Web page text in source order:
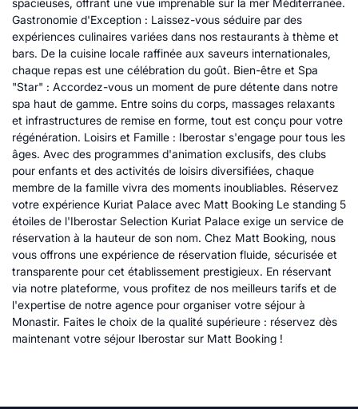
spacieuses, offrant une vue imprenable sur la mer Méditerranée.
Gastronomie d'Exception : Laissez-vous séduire par des
expériences culinaires variées dans nos restaurants à thème et
bars. De la cuisine locale raffinée aux saveurs internationales,
chaque repas est une célébration du goût. Bien-être et Spa
"Star" : Accordez-vous un moment de pure détente dans notre
spa haut de gamme. Entre soins du corps, massages relaxants
et infrastructures de remise en forme, tout est conçu pour votre
régénération. Loisirs et Famille : Iberostar s'engage pour tous les
âges. Avec des programmes d'animation exclusifs, des clubs
pour enfants et des activités de loisirs diversifiées, chaque
membre de la famille vivra des moments inoubliables. Réservez
votre expérience Kuriat Palace avec Matt Booking Le standing 5
étoiles de l'Iberostar Selection Kuriat Palace exige un service de
réservation à la hauteur de son nom. Chez Matt Booking, nous
vous offrons une expérience de réservation fluide, sécurisée et
transparente pour cet établissement prestigieux. En réservant
via notre plateforme, vous profitez de nos meilleurs tarifs et de
l'expertise de notre agence pour organiser votre séjour à
Monastir. Faites le choix de la qualité supérieure : réservez dès
maintenant votre séjour Iberostar sur Matt Booking !